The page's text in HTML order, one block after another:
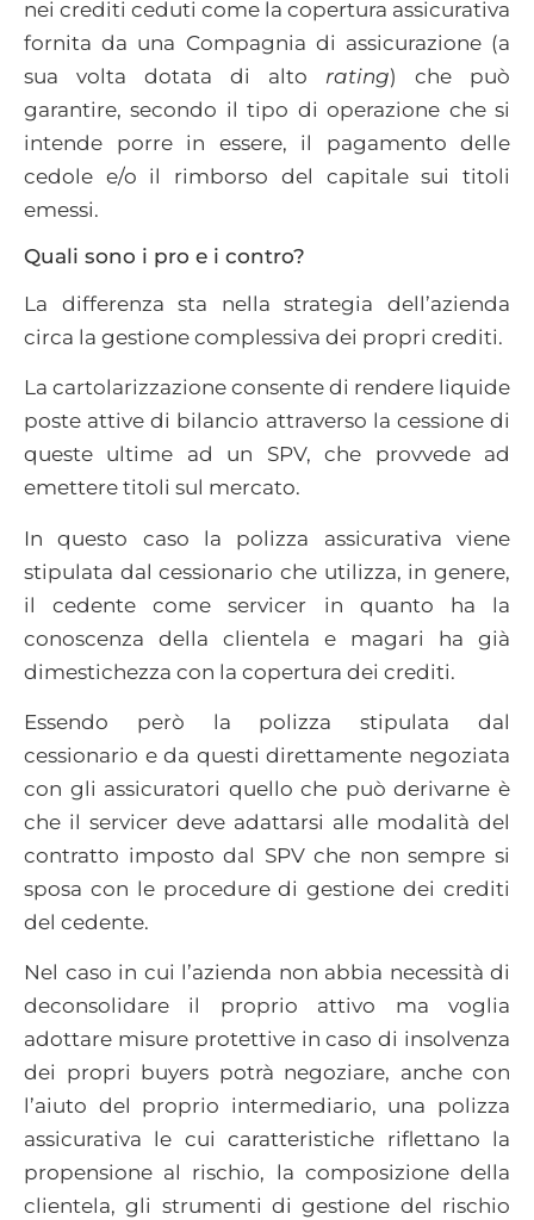
nei crediti ceduti come la copertura assicurativa
fornita da una Compagnia di assicurazione (a
sua volta dotata di alto rating) che può
garantire, secondo il tipo di operazione che si
intende porre in essere, il pagamento delle
cedole e/o il rimborso del capitale sui titoli
emessi.
Quali sono i pro e i contro?
La differenza sta nella strategia dell’azienda
circa la gestione complessiva dei propri crediti.
La cartolarizzazione consente di rendere liquide
poste attive di bilancio attraverso la cessione di
queste ultime ad un SPV, che provvede ad
emettere titoli sul mercato.
In questo caso la polizza assicurativa viene
stipulata dal cessionario che utilizza, in genere,
il cedente come servicer in quanto ha la
conoscenza della clientela e magari ha già
dimestichezza con la copertura dei crediti.
Essendo però la polizza stipulata dal
cessionario e da questi direttamente negoziata
con gli assicuratori quello che può derivarne è
che il servicer deve adattarsi alle modalità del
contratto imposto dal SPV che non sempre si
sposa con le procedure di gestione dei crediti
del cedente.
Nel caso in cui l’azienda non abbia necessità di
deconsolidare il proprio attivo ma voglia
adottare misure protettive in caso di insolvenza
dei propri buyers potrà negoziare, anche con
l’aiuto del proprio intermediario, una polizza
assicurativa le cui caratteristiche riflettano la
propensione al rischio, la composizione della
clientela, gli strumenti di gestione del rischio